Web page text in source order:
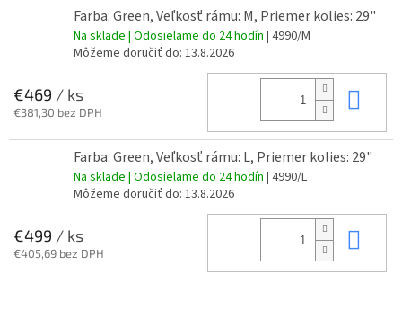
Farba: Green, Veľkosť rámu: M, Priemer kolies: 29"
Na sklade | Odosielame do 24 hodín | 4990/M
Môžeme doručiť do: 13.8.2026
€469 / ks
€381,30 bez DPH
Farba: Green, Veľkosť rámu: L, Priemer kolies: 29"
Na sklade | Odosielame do 24 hodín | 4990/L
Môžeme doručiť do: 13.8.2026
€499 / ks
€405,69 bez DPH